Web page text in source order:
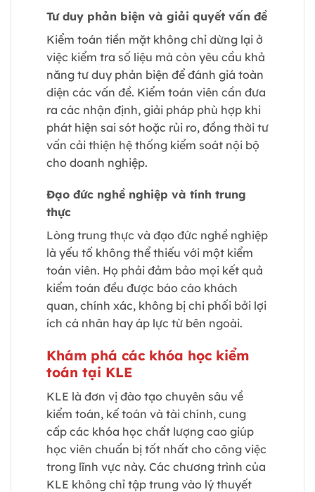
Tư duy phản biện và giải quyết vấn đề
Kiểm toán tiền mặt không chỉ dừng lại ở
việc kiểm tra số liệu mà còn yêu cầu khả
năng tư duy phản biện để đánh giá toàn
diện các vấn đề. Kiểm toán viên cần đưa
ra các nhận định, giải pháp phù hợp khi
phát hiện sai sót hoặc rủi ro, đồng thời tư
vấn cải thiện hệ thống kiểm soát nội bộ
cho doanh nghiệp.
Đạo đức nghề nghiệp và tính trung
thực
Lòng trung thực và đạo đức nghề nghiệp
là yếu tố không thể thiếu với một kiểm
toán viên. Họ phải đảm bảo mọi kết quả
kiểm toán đều được báo cáo khách
quan, chính xác, không bị chi phối bởi lợi
ích cá nhân hay áp lực từ bên ngoài.
Khám phá các khóa học kiểm
toán tại KLE
KLE là đơn vị đào tạo chuyên sâu về
kiểm toán, kế toán và tài chính, cung
cấp các khóa học chất lượng cao giúp
học viên chuẩn bị tốt nhất cho công việc
trong lĩnh vực này. Các chương trình của
KLE không chỉ tập trung vào lý thuyết